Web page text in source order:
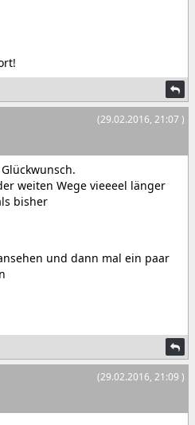
(29.02.2016, 21:07 )
weiten Wege vieeeel länger
bisher
und dann mal ein paar
(29.02.2016, 21:09 )